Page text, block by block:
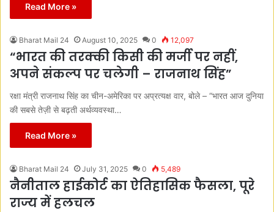
Read More »
Bharat Mail 24 August 10, 2025 0 12,097
“भारत की तरक्की किसी की मर्जी पर नहीं,
अपने संकल्प पर चलेगी – राजनाथ सिंह”
रक्षा मंत्री राजनाथ सिंह का चीन-अमेरिका पर अप्रत्यक्ष वार, बोले – “भारत आज दुनिया
की सबसे तेज़ी से बढ़ती अर्थव्यवस्था…
Read More »
Bharat Mail 24 July 31, 2025 0 5,489
नैनीताल हाईकोर्ट का ऐतिहासिक फैसला, पूरे
राज्य में हलचल